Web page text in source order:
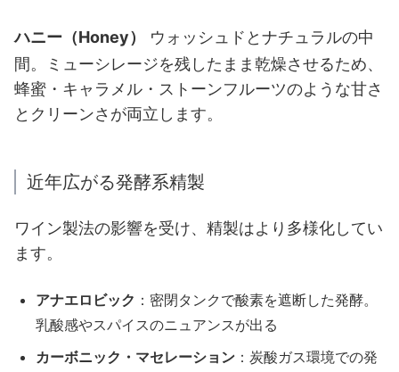
ハニー（Honey）
ウォッシュドとナチュラルの中
間。ミューシレージを残したまま乾燥させるため、
蜂蜜・キャラメル・ストーンフルーツのような甘さ
とクリーンさが両立します。
近年広がる発酵系精製
ワイン製法の影響を受け、精製はより多様化してい
ます。
アナエロビック ：密閉タンクで酸素を遮断した発酵。
乳酸感やスパイスのニュアンスが出る
カーボニック・マセレーション ：炭酸ガス環境での発